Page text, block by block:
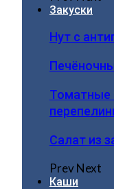
Закуски
Нут с
Томатные
Салат из
PrevNext
Каши